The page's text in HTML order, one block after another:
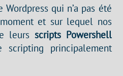
qui n’a pas été
et sur lequel nos
leurs scripts Powershell
principalement